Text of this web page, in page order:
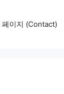
페이지 (Contact)